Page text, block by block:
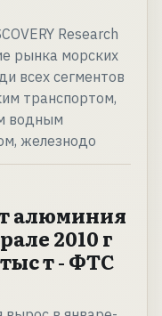
Research
рынка морских
всех сегментов
транспортом,
водным
железнодо
алюминия
2010 г
т - ФТС